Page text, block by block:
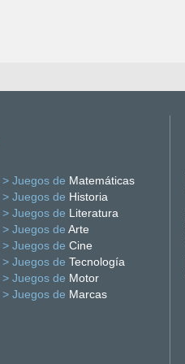
> Juegos de Matemáticas
> Juegos de Historia
> Juegos de Literatura
> Juegos de Arte
> Juegos de Cine
> Juegos de Tecnología
> Juegos de Motor
> Juegos de Marcas